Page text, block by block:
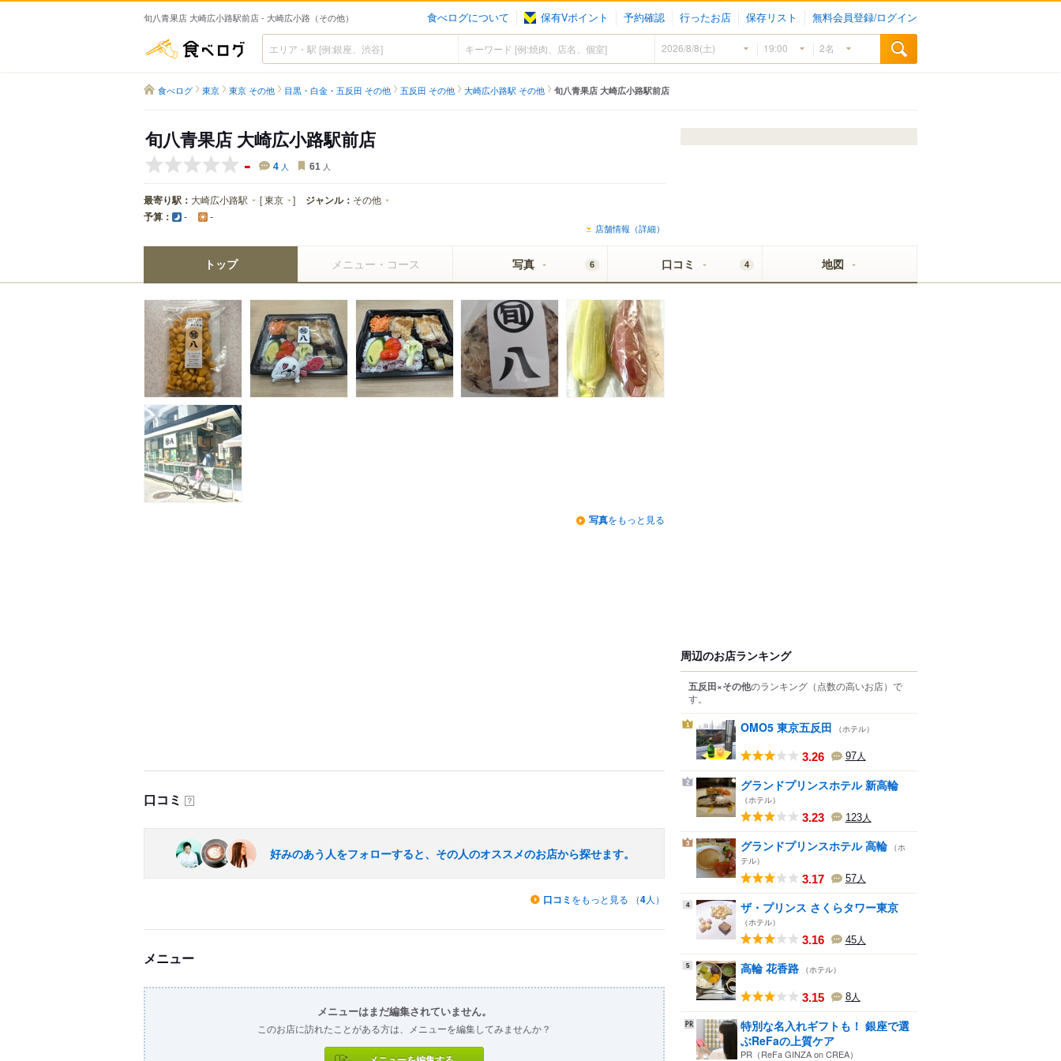
旬八青果店 大崎広小路駅前店 - 大崎広小路（その他） 食べログについて 保有Vポイント 予約確認 行ったお店 保存リスト 無料会員登録/ログイン
食べログ
食べログ 東京 東京 その他 目黒・白金・五反田 その他 五反田 その他 大崎広小路駅 その他 旬八青果店 大崎広小路駅前店
旬八青果店 大崎広小路駅前店
- 4 人 61 人
最寄り駅： 大崎広小路駅 [東京 ] ジャンル： その他
予算： - -
店舗情報（詳細）
トップ メニュー・コース 写真 6 口コミ 4 地図
写真をもっと見る
口コミ ？
好みのあう人をフォローすると、その人のオススメのお店から探せます。
口コミ をもっと見る （4人）
メニュー
メニューはまだ編集されていません。
このお店に訪れたことがある方は、メニューを編集してみませんか？
周辺のお店ランキング
五反田×その他のランキング （点数の高いお店） で
す。
1 OMO5 東京五反田 （ホテル）
3.26 97人
2 グランドプリンスホテル 新高輪
（ホテル）
3.23 123人
3 グランドプリンスホテル 高輪 （ホ
テル）
3.17 57人
4 ザ・プリンス さくらタワー東京
（ホテル）
3.16 45人
5 高輪 花香路 （ホテル）
3.15 8人
特別な名入れギフトも！ 銀座で選
ぶReFaの上質ケア
PR（ReFa GINZA on CREA）